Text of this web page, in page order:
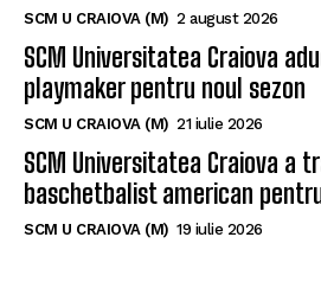
SCM U CRAIOVA (M) 2 august 2026
SCM Universitatea Craiova
playmaker pentru noul sezon
SCM U CRAIOVA (M) 21 iulie 2026
SCM Universitatea Craiova a
baschetbalist american
SCM U CRAIOVA (M) 19 iulie 2026